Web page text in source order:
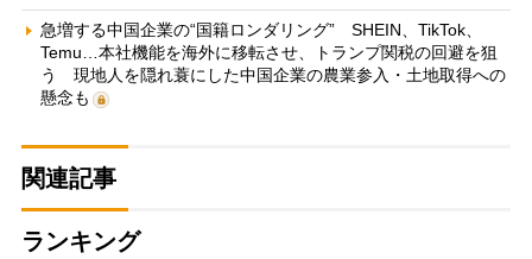
急増する中国企業の“国籍ロンダリング” SHEIN、TikTok、
Temu…本社機能を海外に移転させ、トランプ関税の回避を狙
う 現地人を隠れ蓑にした中国企業の農業参入・土地取得への
懸念も
関連記事
ランキング